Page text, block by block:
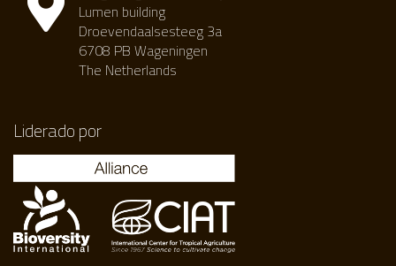
Lumen building
Droevendaalsesteeg 3a
6708 PB Wageningen
The Netherlands
Liderado por